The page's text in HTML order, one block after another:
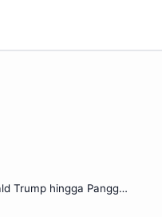
Trump hingga Pangg…